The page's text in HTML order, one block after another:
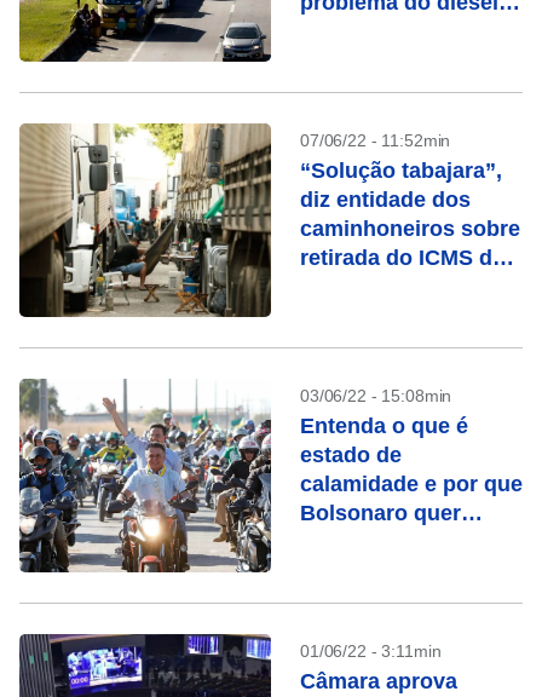
07/06/22 - 11:52min
“Solução tabajara”,
diz entidade dos
caminhoneiros sobre
retirada do ICMS dos
03/06/22 - 15:08min
Entenda o que é
estado de
calamidade e por que
Bolsonaro quer
01/06/22 - 3:11min
Câmara aprova